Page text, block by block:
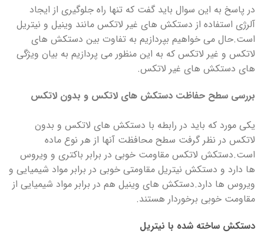
در پاسخ به این سوال باید گفت که تنها راه جلوگیری از ایجاد
آلرژی استفاده از دستکش های غیر لاتکس مانند وینیل و نیتریل
است.حال می خواهیم بپردازیم به تفاوت بین دستکش های
لاتکس و غیر لاتکس که به این منظور می پردازیم به بیان ویژگی
های دستکش های غیر لاتکس.
بررسی سطح حفاظت دستکش های لاتکس و بدون لاتکس
یکی مورد که باید در رابطه با دستکش های لاتکس و بدون
لاتکس در نظر گرفت سطح محافظت آنها از هر نوع ماده
است.دستکش لاتکس مقاومت خوبی در برابر باکتری و ویروس
ها دارد و دستکش نیتریل مقاومتی خوبی در برابر مواد شیمیایی و
ویروس ها دارد.دستکش های وینیل هم در برابر مواد شیمیایی از
مقاومت خوبی برخوردار هستند.
دستکش ساخته شده با نیتریل